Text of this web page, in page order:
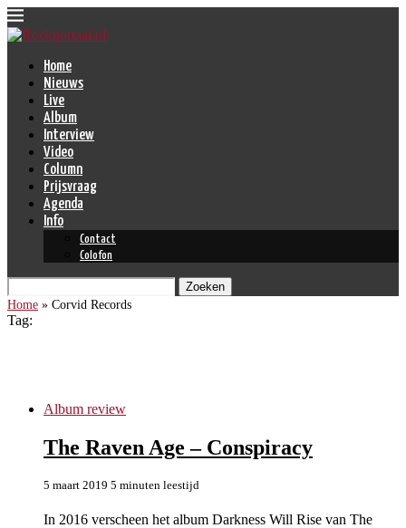
Home
Nieuws
Live
Album
Interview
Video
Column
Prijsvraag
Agenda
Info
Contact
Colofon
Zoeken
Home » Corvid Records
Tag:
Album review
The Raven Age – Conspiracy
5 maart 2019 5 minuten leestijd
In 2016 verscheen het album Darkness Will Rise van The